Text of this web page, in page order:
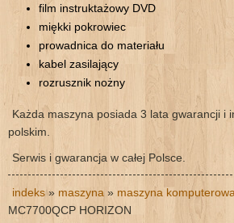
film instruktażowy DVD
miękki pokrowiec
prowadnica do materiału
kabel zasilający
rozrusznik nożny
Każda maszyna posiada 3 lata gwarancji i
polskim.
Serwis i gwarancja w całej Polsce.
indeks» maszyna » maszyna komputerowa
MC7700QCP HORIZON